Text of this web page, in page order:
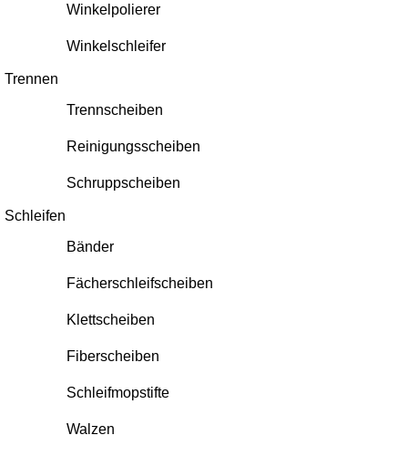
Winkelpolierer
Winkelschleifer
Trennen
Trennscheiben
Reinigungsscheiben
Schruppscheiben
Schleifen
Bänder
Fächerschleifscheiben
Klettscheiben
Fiberscheiben
Schleifmopstifte
Walzen